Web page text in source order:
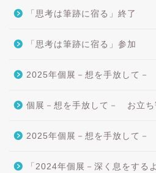
「思考は筆跡に宿る」終了
「思考は筆跡に宿る」参加
2025年個展－想を手放して－
個展－想を手放して－ お立ち
2025年個展－想を手放して－
「2024年個展－深く息をする